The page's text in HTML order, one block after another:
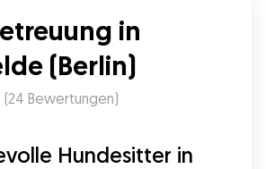
in
(Berlin)
(24 Bewertungen)
Hundesitter in